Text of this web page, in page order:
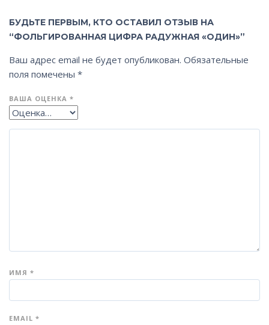
БУДЬТЕ ПЕРВЫМ, КТО ОСТАВИЛ ОТЗЫВ НА
“ФОЛЬГИРОВАННАЯ ЦИФРА РАДУЖНАЯ «ОДИН»”
Ваш адрес email не будет опубликован. Обязательные
поля помечены *
ВАША ОЦЕНКА *
ИМЯ *
EMAIL *